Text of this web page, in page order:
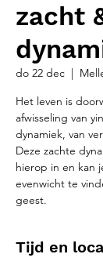
zacht
do 22 dec
  |
Het leven is
afwisseling van
dynamiek, van
Deze zachte
hierop in en kan
evenwicht te
geest.
Tijd en